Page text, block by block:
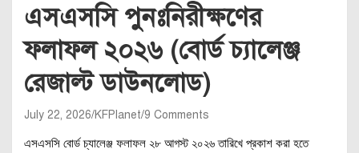
এসএসসি পুনঃনিরীক্ষণের
ফলাফল ২০২৬ (বোর্ড চ্যালেঞ্জ
রেজাল্ট ডাউনলোড)
July 22, 2026 KFPlanet 9 Comments
এসএসসি বোর্ড চ্যালেঞ্জ ফলাফল ২৮ আগস্ট ২০২৬ তারিখে প্রকাশ করা হতে